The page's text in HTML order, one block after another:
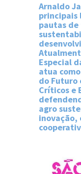
Arnaldo
principais
pautas
Especial
atua
do Futuro
Críticos e
agro
inovação,